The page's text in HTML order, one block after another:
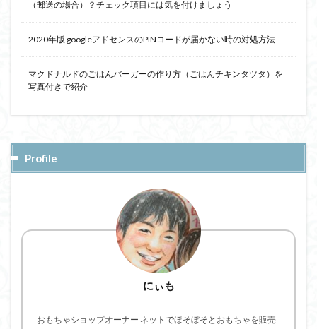
（郵送の場合）？チェック項目には気を付けましょう
2020年版 googleアドセンスのPINコードが届かない時の対処方法
マクドナルドのごはんバーガーの作り方（ごはんチキンタツタ）を
写真付きで紹介
Profile
にぃも
おもちゃショップオーナー ネットでほそぼそとおもちゃを販売